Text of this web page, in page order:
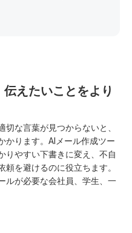
えたいことをより
な言葉が見つからないと、
かります。AIメール作成ツー
りやすい下書きに変え、不自
を避けるのに役立ちます。
ルが必要な会社員、学生、一